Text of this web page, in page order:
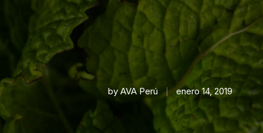
byAVA Perú enero 14, 2019